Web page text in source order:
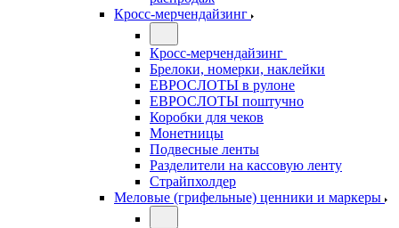
Кросс-мерчендайзинг
Кросс-мерчендайзинг
Брелоки, номерки, наклейки
ЕВРОСЛОТЫ в рулоне
ЕВРОСЛОТЫ поштучно
Коробки для чеков
Монетницы
Подвесные ленты
Разделители на кассовую ленту
Страйпхолдер
Меловые (грифельные) ценники и маркеры